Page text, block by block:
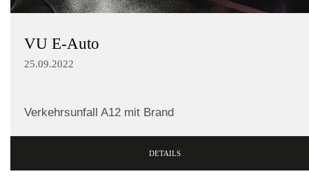
VU E-Auto
25.09.2022
Verkehrsunfall A12 mit Brand
DETAILS